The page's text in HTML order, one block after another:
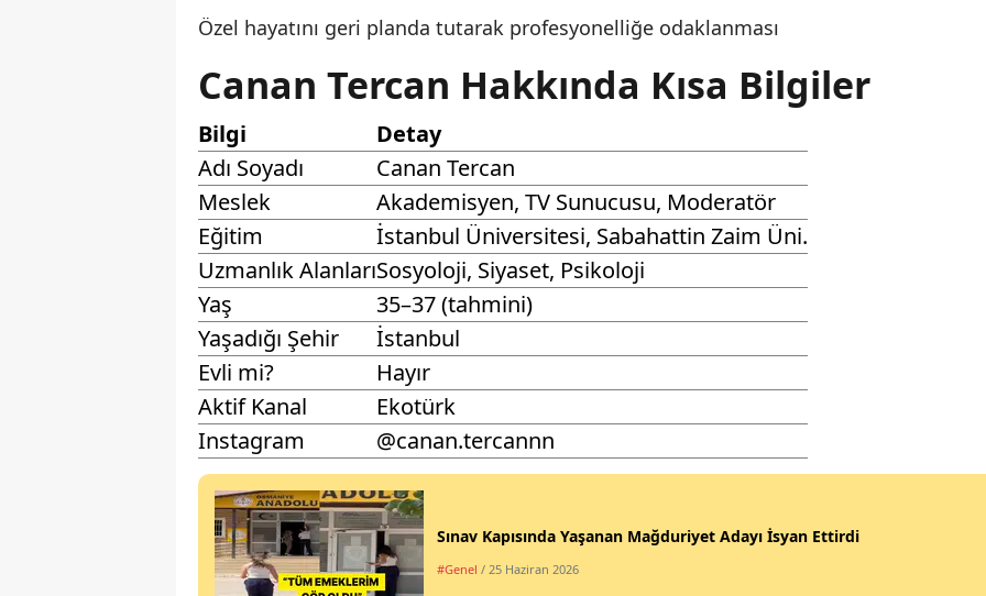
Özel hayatını geri planda tutarak profesyonelliğe odaklanması
Canan Tercan Hakkında Kısa Bilgiler
Bilgi
Detay
Adı Soyadı
Canan Tercan
Meslek
Akademisyen, TV Sunucusu, Moderatör
Eğitim
İstanbul Üniversitesi, Sabahattin Zaim Üni.
Uzmanlık AlanlarıSosyoloji, Siyaset, Psikoloji
Yaş
35–37 (tahmini)
Yaşadığı Şehir
İstanbul
Evli mi?
Hayır
Aktif Kanal
Ekotürk
Instagram
@canan.tercannn
Sınav Kapısında Yaşanan Mağduriyet Adayı İsyan Ettirdi
#Genel / 25 Haziran 2026